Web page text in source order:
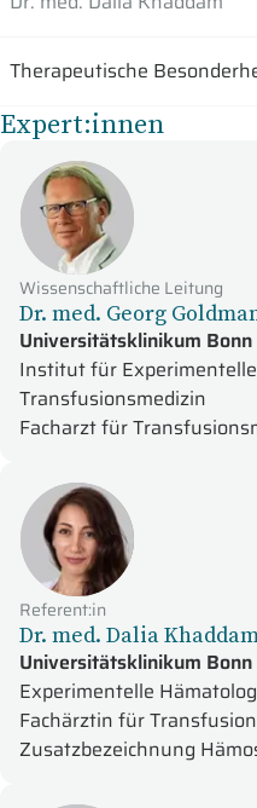
Therapeutische
Expert:innen
Wissenschaftliche Leitung
Dr. med. Georg
Universitätsklinikum Bonn
Institut für
Transfusionsmedizin
Facharzt für
Referent:in
Dr. med. Dalia
Universitätsklinikum Bonn
Experimentelle
Fachärztin für
Zusatzbezeichnung